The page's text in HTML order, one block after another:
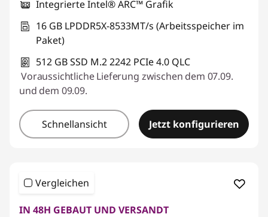
Integrierte Intel® ARC™ Grafik
16 GB LPDDR5X-8533MT/s (Arbeitsspeicher im
Paket)
512 GB SSD M.2 2242 PCIe 4.0 QLC
Voraussichtliche Lieferung zwischen dem 07.09.
und dem 09.09.
Schnellansicht Jetzt konfigurieren
Vergleichen
IN 48H GEBAUT UND VERSANDT